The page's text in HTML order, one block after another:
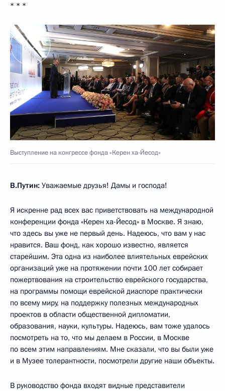
* * *
Выступление на конгрессе фонда «Керен ха-Йесод»
В.Путин: Уважаемые друзья! Дамы и господа!
Я искренне рад всех вас приветствовать на международной
конференции фонда «Керен ха-Йесод» в Москве. Я знаю,
что здесь вы уже не первый день. Надеюсь, что вам у нас
нравится. Ваш фонд, как хорошо известно, является
старейшим. Эта одна из наиболее влиятельных еврейских
организаций уже на протяжении почти 100 лет собирает
пожертвования на строительство еврейского государства,
на программы помощи еврейской диаспоре практически
по всему миру, на поддержку полезных международных
проектов в области общественной дипломатии,
образования, науки, культуры. Надеюсь, вам тоже удалось
посмотреть на то, что мы делаем в России, в Москве
по всем этим направлениям. Мне сказали, что вы были уже
и в Музее толерантности, посмотрели другие наши объекты.
В руководство фонда входят видные представители